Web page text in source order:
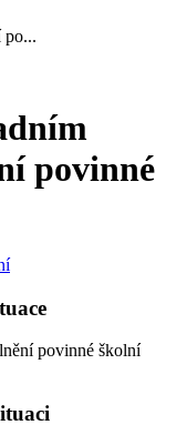
po...
povinné
povinné školní